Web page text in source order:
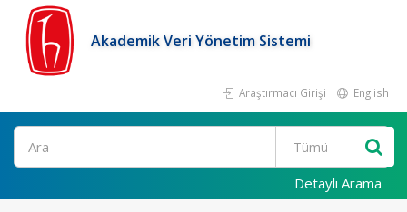
Akademik Veri Yönetim Sistemi
Araştırmacı Girişi English
Ara
Detaylı Arama